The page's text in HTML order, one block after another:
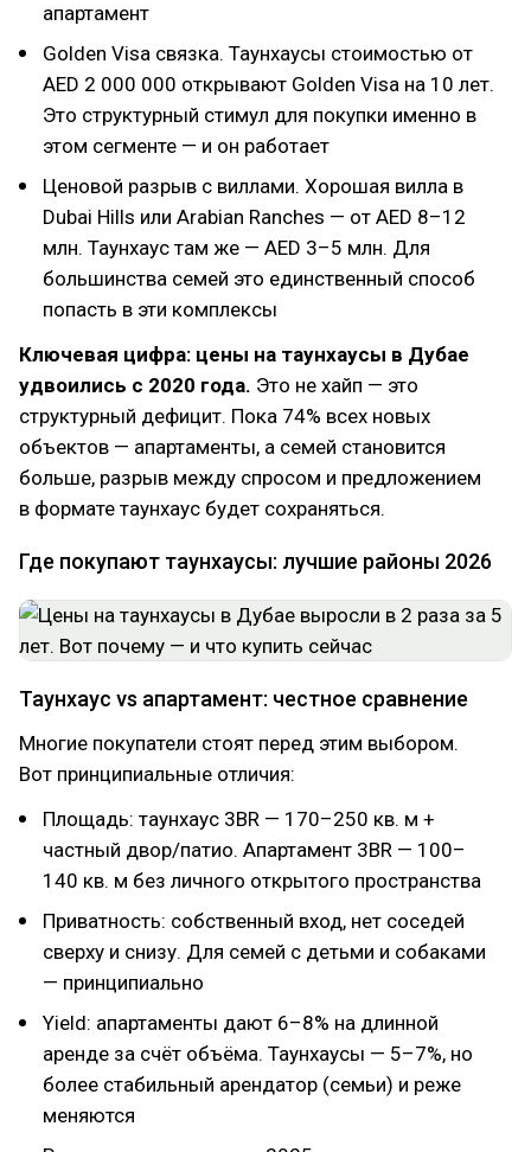
апартамент
Golden Visa связка. Таунхаусы стоимостью от
AED 2 000 000 открывают Golden Visa на 10 лет.
Это структурный стимул для покупки именно в
этом сегменте — и он работает
Ценовой разрыв с виллами. Хорошая вилла в
Dubai Hills или Arabian Ranches — от AED 8–12
млн. Таунхаус там же — AED 3–5 млн. Для
большинства семей это единственный способ
попасть в эти комплексы
Ключевая цифра: цены на таунхаусы в Дубае
удвоились с 2020 года. Это не хайп — это
структурный дефицит. Пока 74% всех новых
объектов — апартаменты, а семей становится
больше, разрыв между спросом и предложением
в формате таунхаус будет сохраняться.
Где покупают таунхаусы: лучшие районы 2026
Таунхаус vs апартамент: честное сравнение
Многие покупатели стоят перед этим выбором.
Вот принципиальные отличия:
Площадь: таунхаус 3BR — 170–250 кв. м +
частный двор/патио. Апартамент 3BR — 100–
140 кв. м без личного открытого пространства
Приватность: собственный вход, нет соседей
сверху и снизу. Для семей с детьми и собаками
— принципиально
Yield: апартаменты дают 6–8% на длинной
аренде за счёт объёма. Таунхаусы — 5–7%, но
более стабильный арендатор (семьи) и реже
меняются